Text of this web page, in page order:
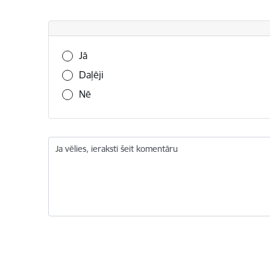
Vai šī informācija bija noderīga?
Jā
Daļēji
Nē
Ja vēlies, ieraksti šeit komentāru